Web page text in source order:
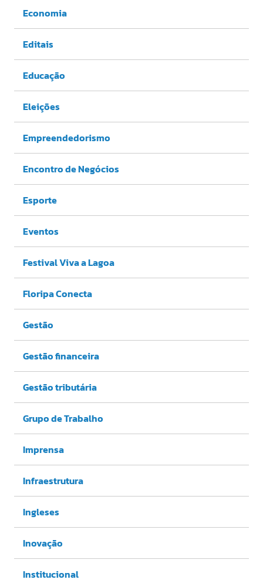
Economia
Editais
Educação
Eleições
Empreendedorismo
Encontro de Negócios
Esporte
Eventos
Festival Viva a Lagoa
Floripa Conecta
Gestão
Gestão financeira
Gestão tributária
Grupo de Trabalho
Imprensa
Infraestrutura
Ingleses
Inovação
Institucional